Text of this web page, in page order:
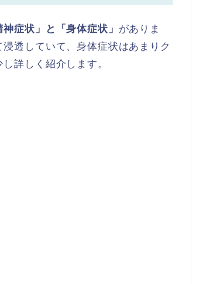
神症状」と「身体症状」 がありま
透していて、身体症状はあまりク
詳しく紹介します。